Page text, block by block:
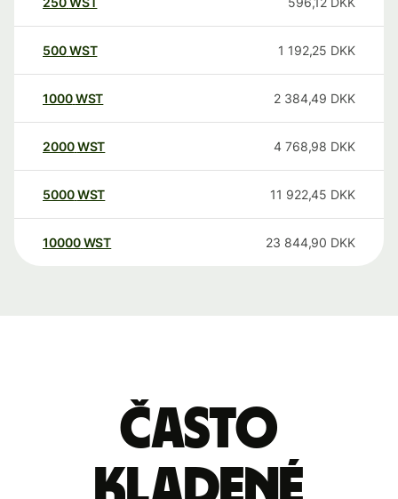
500WST 1 192,25 DKK
1000WST 2 384,49 DKK
2000WST 4 768,98 DKK
5000WST 11 922,45 DKK
10000 WST 23 844,90 DKK
Často